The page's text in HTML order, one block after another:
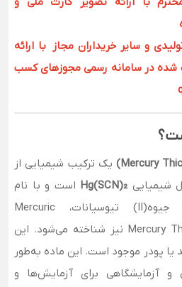
و سایر خریداران مجاز با ارائه
شده در سامانه رسمی مجوزهای کسب
یک ترکیب شیمیایی از
شیمیایی Hg(SCN)₂ است و با نام
های تیوسیانات جیوه، جیوه(II) تیوسیانات، Mercuric
Thiocyanate و Mercury Thiocyanate نیز شناخته می‌شود. این
پودر موجود است. این ماده به‌طور
آزمایشگاهی برای آزمایش‌ها و